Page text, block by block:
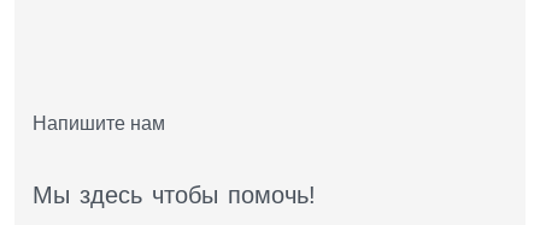
Напишите нам
Мы здесь чтобы помочь!